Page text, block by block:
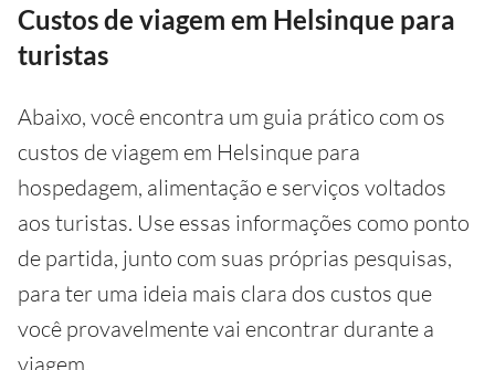
Custos de viagem em Helsinque para
turistas
Abaixo, você encontra um guia prático com os
custos de viagem em Helsinque para
hospedagem, alimentação e serviços voltados
aos turistas. Use essas informações como ponto
de partida, junto com suas próprias pesquisas,
para ter uma ideia mais clara dos custos que
você provavelmente vai encontrar durante a
viagem.